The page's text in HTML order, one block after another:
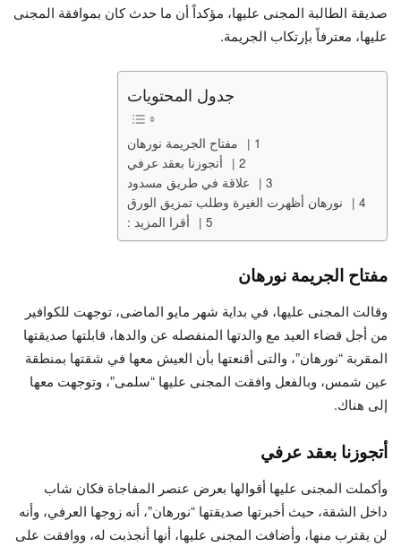
صديقة الطالبة المجنى عليها، مؤكداً أن ما حدث كان بموافقة المجنى
عليها، معترفاً بإرتكاب الجريمة.
جدول المحتويات
مفتاح الجريمة نورهان
أتجوزنا بعقد عرفي
علاقة في طريق مسدود
نورهان أظهرت الغيرة وطلب تمزيق الورق
أقرا المزيد :
مفتاح الجريمة نورهان
وقالت المجنى عليها، في بداية شهر مايو الماضى، توجهت للكوافير
من أجل قضاء العيد مع والدتها المنفصله عن والدها، قابلتها صديقتها
المقربة “نورهان”، والتى أقنعتها بأن العيش معها في شقتها بمنطقة
عين شمس، وبالفعل وافقت المجنى عليها “سلمى”، وتوجهت معها
إلى هناك.
أتجوزنا بعقد عرفي
وأكملت المجنى عليها أقوالها بعرض عنصر المفاجاة فكان شاب
داخل الشقة، حيث أخبرتها صديقتها “نورهان”، أنه زوجها العرفي، وأنه
لن يقترب منها، وأضافت المجنى عليها، أنها أنجذبت له، ووافقت على